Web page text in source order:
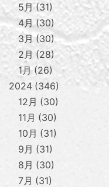
5月
31
4月 30
3月 30
2月 28
1月 26
2024 346
12月
30
11月
30
10月
31
9月
31
8月
30
7月
31